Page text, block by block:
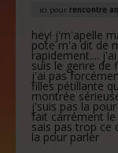
ici pour rencontre
hey! j'm'apelle
pote m'a dit de
rapidement....
suis le genre de
j'ai pas
filles pétillante
montrée
j'suis pas la
fait carrément
sais pas trop ce
la pour parler